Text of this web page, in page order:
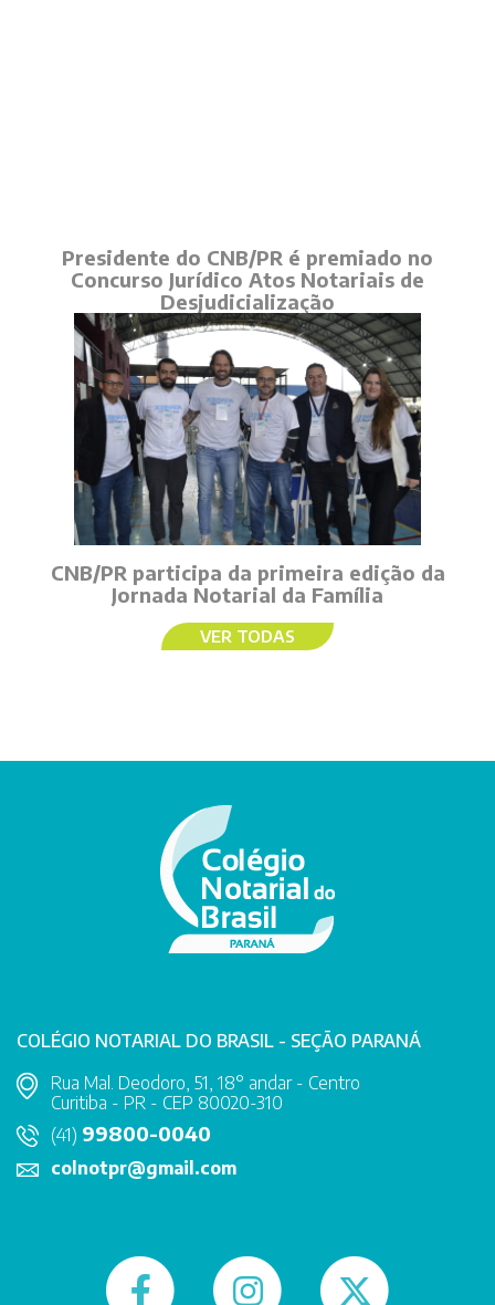
Presidente do CNB/PR é premiado no
Concurso Jurídico Atos Notariais de
Desjudicialização
CNB/PR participa da primeira edição da
Jornada Notarial da Família
VER TODAS
COLÉGIO NOTARIAL DO BRASIL - SEÇÃO PARANÁ
Rua Mal. Deodoro, 51, 18° andar - Centro
Curitiba - PR - CEP 80020-310
(41) 99800-0040
colnotpr@gmail.com